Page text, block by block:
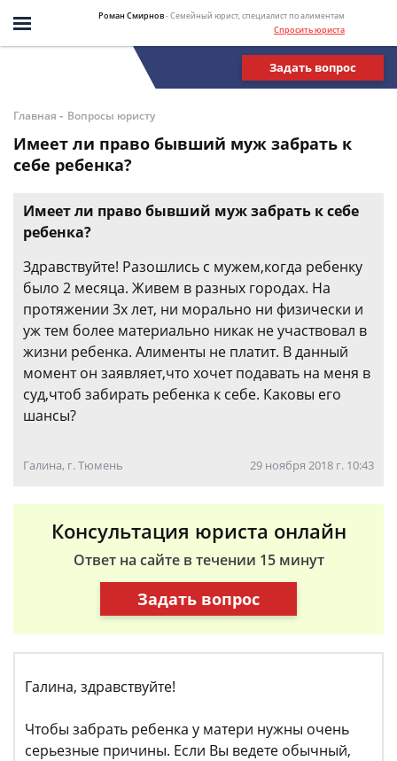
Роман Смирнов- Семейный юрист, специалист по алиментам
Спросить юриста
Задать вопрос
Главная - Вопросы юристу
Имеет ли право бывший муж забрать к
себе ребенка?
Имеет ли право бывший муж забрать к себе
ребенка?
Здравствуйте! Разошлись с мужем,когда ребенку
было 2 месяца. Живем в разных городах. На
протяжении 3х лет, ни морально ни физически и
уж тем более материально никак не участвовал в
жизни ребенка. Алименты не платит. В данный
момент он заявляет,что хочет подавать на меня в
суд,чтоб забирать ребенка к себе. Каковы его
шансы?
Галина, г. Тюмень 29 ноября 2018 г. 10:43
Консультация юриста онлайн
Ответ на сайте в течении 15 минут
Задать вопрос
Галина, здравствуйте!
Чтобы забрать ребенка у матери нужны очень
серьезные причины. Если Вы ведете обычный,